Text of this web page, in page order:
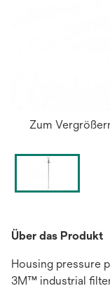
Zum
Über das Produkt
Housing pressure
3M™ industrial